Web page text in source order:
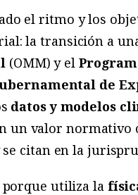
el ritmo y los
la transición a
(OMM) y el
de
datos y modelos
un valor normativo
se citan en la
porque utiliza la